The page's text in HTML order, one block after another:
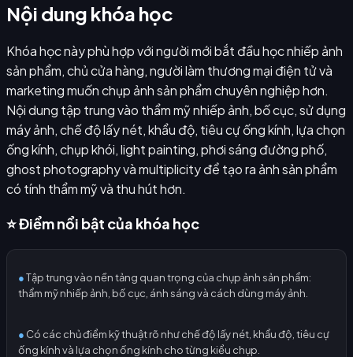
Nội dung khóa học
Khóa học này phù hợp với người mới bắt đầu học nhiếp ảnh
sản phẩm, chủ cửa hàng, người làm thương mại điện tử và
marketing muốn chụp ảnh sản phẩm chuyên nghiệp hơn.
Nội dung tập trung vào thẩm mỹ nhiếp ảnh, bố cục, sử dụng
máy ảnh, chế độ lấy nét, khẩu độ, tiêu cự ống kính, lựa chọn
ống kính, chụp khói, light painting, phơi sáng đường phố,
ghost photography và multiplicity để tạo ra ảnh sản phẩm
có tính thẩm mỹ và thu hút hơn.
⭐ Điểm nổi bật của khóa học
●Tập trung vào nền tảng quan trọng của chụp ảnh sản phẩm:
thẩm mỹ nhiếp ảnh, bố cục, ánh sáng và cách dùng máy ảnh.
● Có các chủ điểm kỹ thuật rõ như chế độ lấy nét, khẩu độ, tiêu cự
ống kính và lựa chọn ống kính cho từng kiểu chụp.